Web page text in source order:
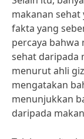
makanan sehat
fakta yang
percaya
sehat daripada
menurut ahli
mengatakan
menunjukkan
daripada